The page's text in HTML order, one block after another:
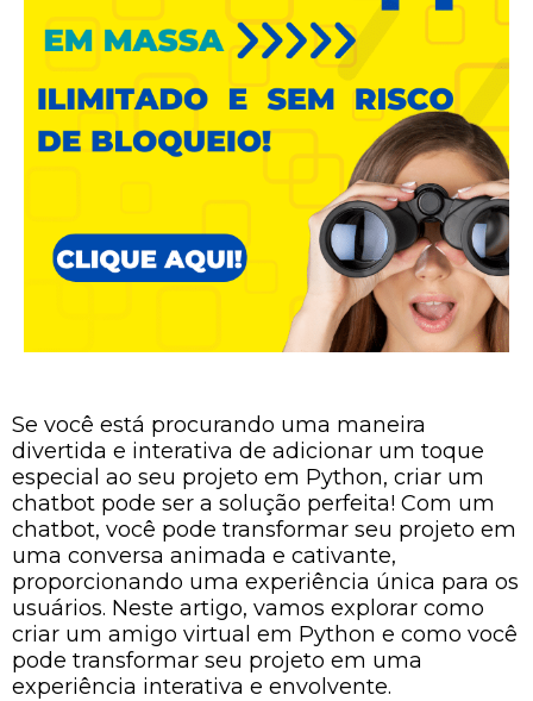
Se você está procurando uma maneira
divertida e interativa de adicionar um toque
especial ao seu projeto em Python, criar um
chatbot pode ser a solução perfeita! Com um
chatbot, você pode transformar seu projeto em
uma conversa animada e cativante,
proporcionando uma experiência única para os
usuários. Neste artigo, vamos explorar como
criar um amigo virtual em Python e como você
pode transformar seu projeto em uma
experiência interativa e envolvente.